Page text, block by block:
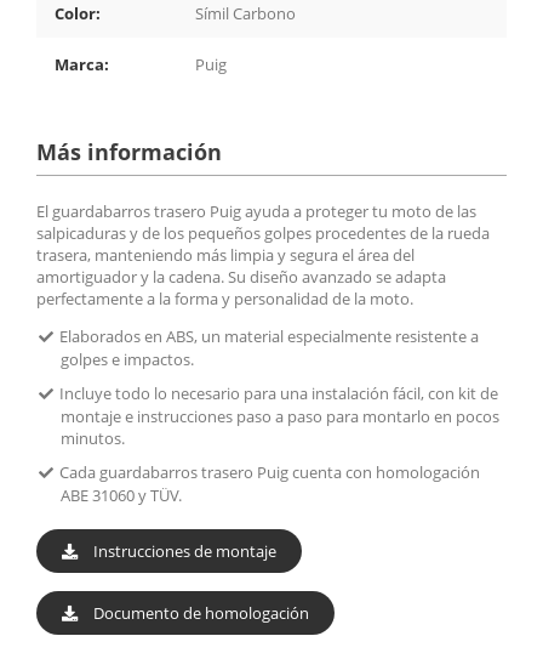
Color: Símil Carbono
Marca: Puig
Más información
El guardabarros trasero Puig ayuda a proteger tu moto de las
salpicaduras y de los pequeños golpes procedentes de la rueda
trasera, manteniendo más limpia y segura el área del
amortiguador y la cadena. Su diseño avanzado se adapta
perfectamente a la forma y personalidad de la moto.
Elaborados en ABS, un material especialmente resistente a
golpes e impactos.
Incluye todo lo necesario para una instalación fácil, con kit de
montaje e instrucciones paso a paso para montarlo en pocos
minutos.
Cada guardabarros trasero Puig cuenta con homologación
ABE 31060 y TÜV.
Instrucciones de montaje
Documento de homologación